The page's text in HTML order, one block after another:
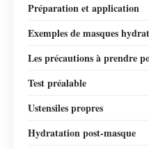
Préparation et application
Exemples de masques
Les précautions à prendre
Test préalable
Ustensiles propres
Hydratation post-masque